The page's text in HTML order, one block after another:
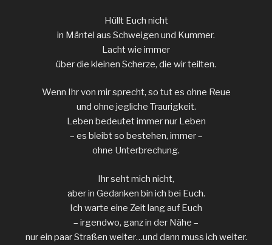
Hüllt Euch nicht
in Mäntel aus Schweigen und Kummer.
Lacht wie immer
über die kleinen Scherze, die wir teilten.
Wenn Ihr von mir sprecht, so tut es ohne Reue
und ohne jegliche Traurigkeit.
Leben bedeutet immer nur Leben
– es bleibt so bestehen, immer –
ohne Unterbrechung.
Ihr seht mich nicht,
aber in Gedanken bin ich bei Euch.
Ich warte eine Zeit lang auf Euch
– irgendwo, ganz in der Nähe –
nur ein paar Straßen weiter…und dann muss ich weiter.